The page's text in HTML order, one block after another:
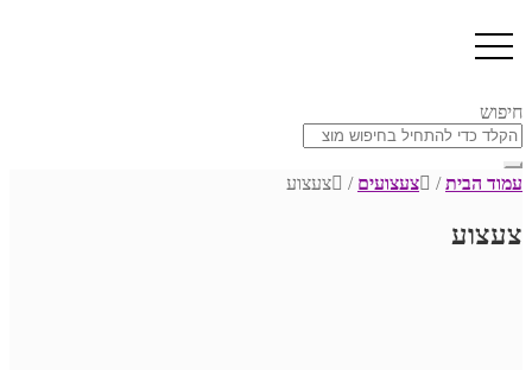
חיפוש
עמוד הבית/ צעצועים / צעצוע
צעצוע